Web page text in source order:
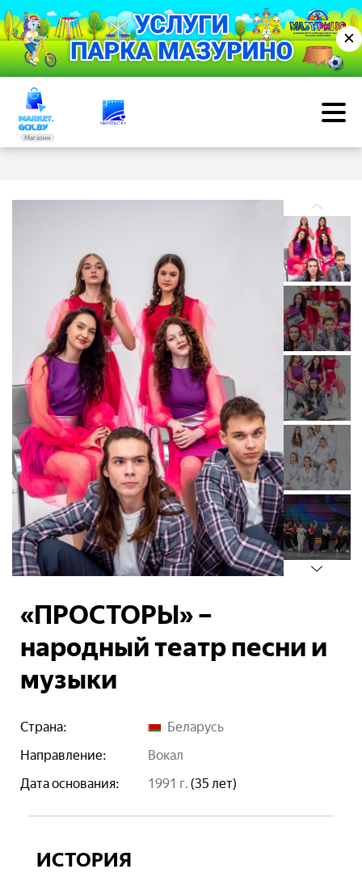
✕
Магазин
«ПРОСТОРЫ» –
народный театр песни и
музыки
Страна:
Беларусь
Направление:
вокал
Дата основания:
1991 г. (35 лет)
ИСТОРИЯ